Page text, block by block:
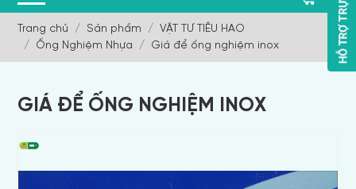
Trang chủ Sản phẩm
VẬT TƯ TIÊU HAO
Ống Nghiệm Nhựa
Giá để ống nghiệm inox
GIÁ ĐỂ ỐNG NGHIỆM INOX